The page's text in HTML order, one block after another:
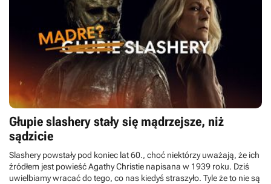
Głupie slashery stały się mądrzejsze, niż
sądzicie
Slashery powstały pod koniec lat 60., choć niektórzy uważają, że ich
źródłem jest powieść Agathy Christie napisana w 1939 roku. Dziś
uwielbiamy wracać do tego, co nas kiedyś straszyło. Tyle że to nie są